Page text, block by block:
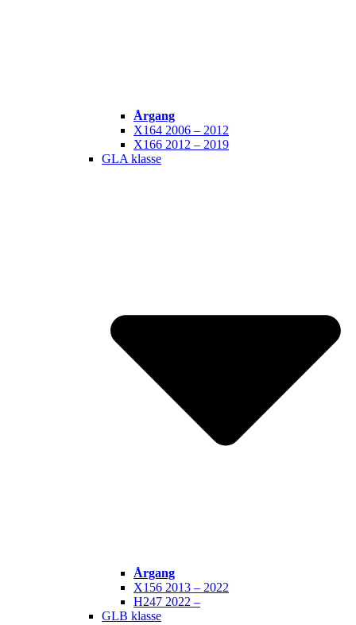
Årgang
X164 2006 – 2012
X166 2012 – 2019
GLA klasse
Årgang
X156 2013 – 2022
H247 2022 –
GLB klasse